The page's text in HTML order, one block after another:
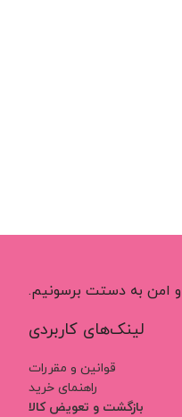
و امن به دستت برسونیم.
لینک‌های کاربردی
قوانین و مقررات
راهنمای خرید
بازگشت و تعویض کالا